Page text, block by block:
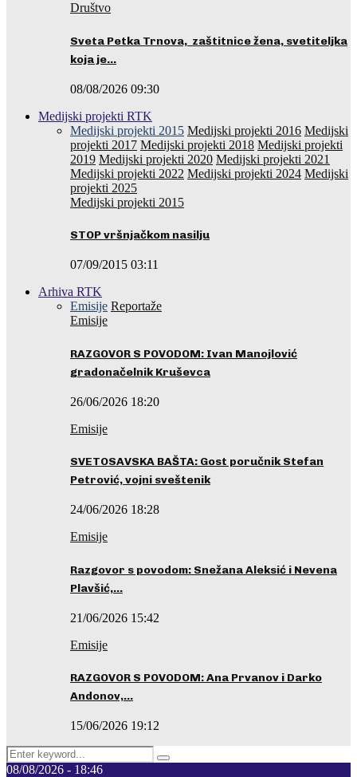
Društvo
Sveta Petka Trnova, zaštitnice žena, svetiteljka
koja je…
08/08/2026 09:30
Medijski projekti RTK
Medijski projekti 2015 Medijski projekti 2016 Medijski
projekti 2017 Medijski projekti 2018 Medijski projekti
2019 Medijski projekti 2020 Medijski projekti 2021
Medijski projekti 2022 Medijski projekti 2024 Medijski
projekti 2025
Medijski projekti 2015
STOP vršnjačkom nasilju
07/09/2015 03:11
Arhiva RTK
Emisije Reportaže
Emisije
RAZGOVOR S POVODOM: Ivan Manojlović
gradonačelnik Kruševca
26/06/2026 18:20
Emisije
SVETOSAVSKA BAŠTA: Gost poručnik Stefan
Petrović, vojni sveštenik
24/06/2026 18:28
Emisije
Razgovor s povodom: Snežana Aleksić i Nevena
Plavšić,…
21/06/2026 15:42
Emisije
RAZGOVOR S POVODOM: Ana Prvanov i Darko
Andonov,…
15/06/2026 19:12
Search
for:
Pretraga
08/08/2026 - 18:46